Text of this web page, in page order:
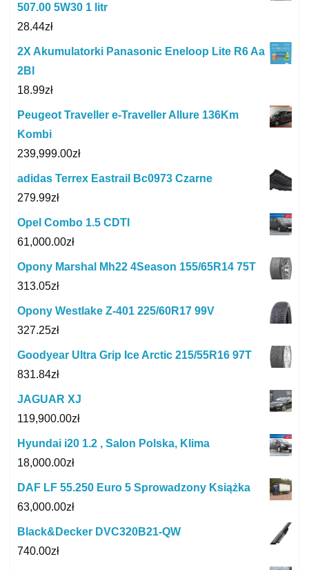
507.00 5W30 1 litr
28.44zł
2X Akumulatorki Panasonic Eneloop Lite R6 Aa
2Bl
18.99zł
Peugeot Traveller e-Traveller Allure 136Km
Kombi
239,999.00zł
adidas Terrex Eastrail Bc0973 Czarne
279.99zł
Opel Combo 1.5 CDTI
61,000.00zł
Opony Marshal Mh22 4Season 155/65R14 75T
313.05zł
Opony Westlake Z-401 225/60R17 99V
327.25zł
Goodyear Ultra Grip Ice Arctic 215/55R16 97T
831.84zł
JAGUAR XJ
119,900.00zł
Hyundai i20 1.2 , Salon Polska, Klima
18,000.00zł
DAF LF 55.250 Euro 5 Sprowadzony Książka
63,000.00zł
Black&Decker DVC320B21-QW
740.00zł